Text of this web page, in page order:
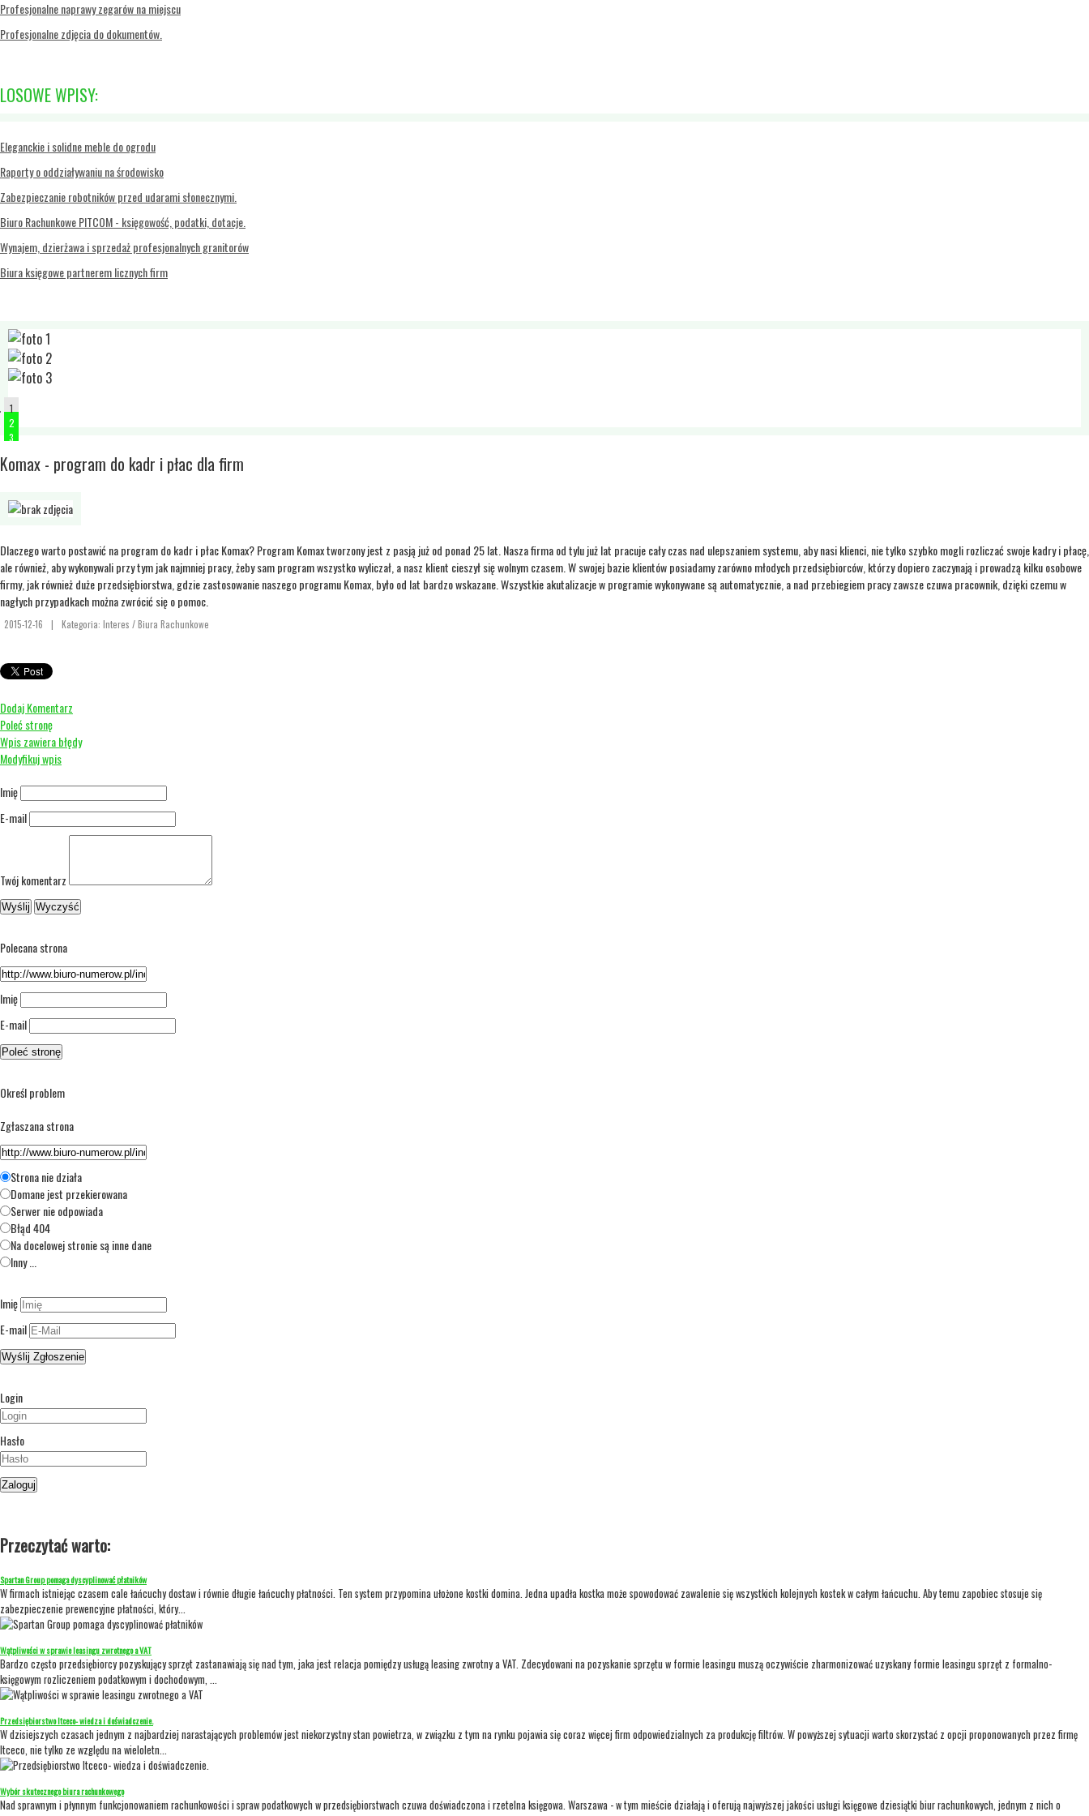
Profesjonalne naprawy zegarów na miejscu
Profesjonalne zdjęcia do dokumentów.
LOSOWE WPISY:
Eleganckie i solidne meble do ogrodu
Raporty o oddziaływaniu na środowisko
Zabezpieczanie robotników przed udarami słonecznymi.
Biuro Rachunkowe PITCOM - księgowość, podatki, dotacje.
Wynajem, dzierżawa i sprzedaż profesjonalnych granitorów
Biura księgowe partnerem licznych firm
1
2
3
Komax - program do kadr i płac dla firm
Dlaczego warto postawić na program do kadr i płac Komax? Program Komax tworzony jest z pasją już od ponad 25 lat. Nasza firma od tylu już lat pracuje cały czas nad ulepszaniem systemu, aby nasi klienci, nie tylko szybko mogli rozliczać swoje kadry i płacę,
ale również, aby wykonywali przy tym jak najmniej pracy, żeby sam program wszystko wyliczał, a nasz klient cieszył się wolnym czasem. W swojej bazie klientów posiadamy zarówno młodych przedsiębiorców, którzy dopiero zaczynają i prowadzą kilku osobowe
firmy, jak również duże przedsiębiorstwa, gdzie zastosowanie naszego programu Komax, było od lat bardzo wskazane. Wszystkie akutalizacje w programie wykonywane są automatycznie, a nad przebiegiem pracy zawsze czuwa pracownik, dzięki czemu w
nagłych przypadkach można zwrócić się o pomoc.
2015-12-16 | Kategoria: Interes / Biura Rachunkowe
Dodaj Komentarz
Poleć stronę
Wpis zawiera błędy
Modyfikuj wpis
Imię
E-mail
Twój komentarz
Polecana strona
Imię
E-mail
Określ problem
Zgłaszana strona
Strona nie działa
Domane jest przekierowana
Serwer nie odpowiada
Błąd 404
Na docelowej stronie są inne dane
Inny ...
Imię
E-mail
Login
Hasło
Przeczytać warto:
Spartan Group pomaga dyscyplinować płatników
W firmach istniejąc czasem cale łańcuchy dostaw i równie długie łańcuchy płatności. Ten system przypomina ułożone kostki domina. Jedna upadła kostka może spowodować zawalenie się wszystkich kolejnych kostek w całym łańcuchu. Aby temu zapobiec stosuje się
zabezpieczenie prewencyjne płatności, który...
Wątpliwości w sprawie leasingu zwrotnego a VAT
Bardzo często przedsiębiorcy pozyskujący sprzęt zastanawiają się nad tym, jaka jest relacja pomiędzy usługą leasing zwrotny a VAT. Zdecydowani na pozyskanie sprzętu w formie leasingu muszą oczywiście zharmonizować uzyskany formie leasingu sprzęt z formalno-
księgowym rozliczeniem podatkowym i dochodowym, ...
Przedsiębiorstwo Itceco- wiedza i doświadczenie.
W dzisiejszych czasach jednym z najbardziej narastających problemów jest niekorzystny stan powietrza, w związku z tym na rynku pojawia się coraz więcej firm odpowiedzialnych za produkcję filtrów. W powyższej sytuacji warto skorzystać z opcji proponowanych przez firmę
Itceco, nie tylko ze względu na wieloletn...
Wybór skutecznego biura rachunkowego
Nad sprawnym i płynnym funkcjonowaniem rachunkowości i spraw podatkowych w przedsiębiorstwach czuwa doświadczona i rzetelna księgowa. Warszawa - w tym mieście działają i oferują najwyższej jakości usługi księgowe dziesiątki biur rachunkowych, jednym z nich o